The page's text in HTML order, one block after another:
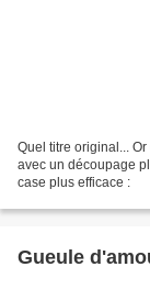
Quel titre original...
avec un découpage
case plus efficace :
Gueule